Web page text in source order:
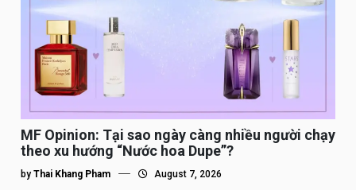
MF Opinion: Tại sao ngày càng nhiều người chạy
theo xu hướng “Nước hoa Dupe”?
by Thai Khang Pham August 7, 2026